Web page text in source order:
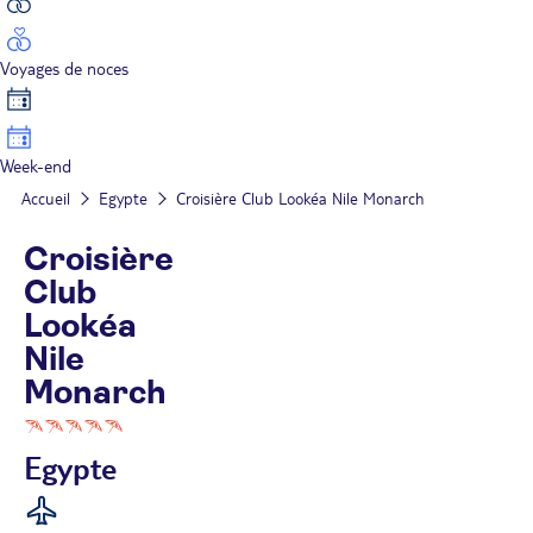
Voyages de noces
Week-end
Accueil Egypte Croisière Club Lookéa Nile Monarch
Croisière
Club
Lookéa
Nile
Monarch
Egypte